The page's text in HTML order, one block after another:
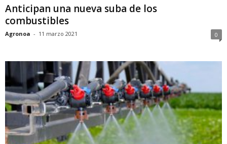
Anticipan una nueva suba de los
combustibles
Agronoa - 11 marzo 2021 0